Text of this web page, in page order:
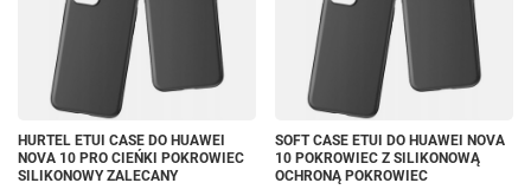
HURTEL ETUI CASE DO HUAWEI
NOVA 10 PRO CIEŃKI POKROWIEC
SILIKONOWY ZALECANY
SOFT CASE ETUI DO HUAWEI NOVA
10 POKROWIEC Z SILIKONOWĄ
OCHRONĄ POKROWIEC